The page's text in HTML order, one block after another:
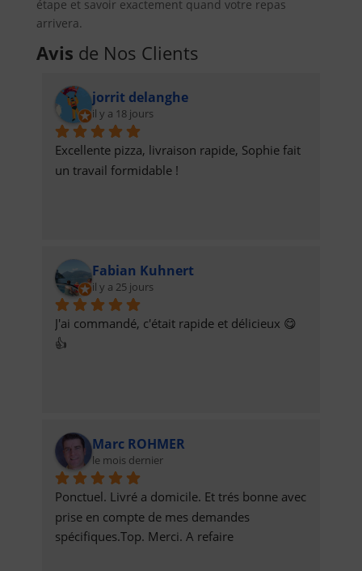
étape et savoir exactement quand votre repas
arrivera.
Avis de Nos Clients
jorrit delanghe
il y a 18 jours
Excellente pizza, livraison rapide, Sophie fait
un travail formidable !
Fabian Kuhnert
il y a 25 jours
J'ai commandé, c'était rapide et délicieux 😋
👍
Marc ROHMER
le mois dernier
Ponctuel. Livré a domicile. Et trés bonne avec
prise en compte de mes demandes
spécifiques.Top. Merci. A refaire